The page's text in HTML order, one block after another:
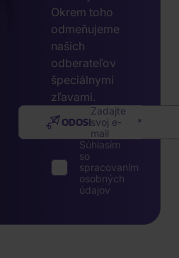
Okrem toho
odmeňujeme
našich
odberateľov
špeciálnymi
zľavami.
Zadajte
svoj e-
mail
ODOSLAŤ
Súhlasím
so
spracovaním
osobných
údajov